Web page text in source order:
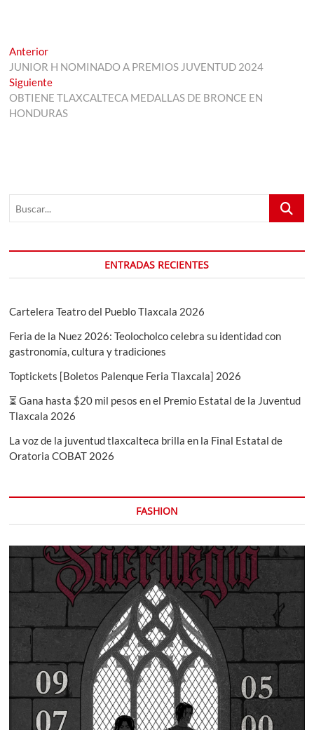
Navegación
de
entradas
AnteriorEntrada
anterior:
JUNIOR H NOMINADO A PREMIOS JUVENTUD 2024
SiguienteEntrada
siguiente:
OBTIENE TLAXCALTECA MEDALLAS DE BRONCE EN
HONDURAS
Buscar...
ENTRADAS RECIENTES
Cartelera Teatro del Pueblo Tlaxcala 2026
Feria de la Nuez 2026: Teolocholco celebra su identidad con
gastronomía, cultura y tradiciones
Toptickets [Boletos Palenque Feria Tlaxcala] 2026
⏳ Gana hasta $20 mil pesos en el Premio Estatal de la Juventud
Tlaxcala 2026
La voz de la juventud tlaxcalteca brilla en la Final Estatal de
Oratoria COBAT 2026
FASHION